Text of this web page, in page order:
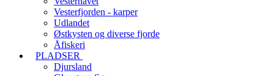
Vesterfjorden - karper
Udlandet
Østkysten og diverse fjorde
Åfiskeri
PLADSER
Djursland